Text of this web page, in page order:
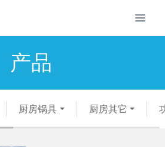
产品
厨房锅具 厨房其它